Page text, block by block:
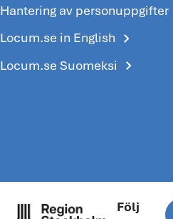
Hantering av personuppgifter
Locum.se in English chevron_right
Locum.se Suomeksi chevron_right
Följ